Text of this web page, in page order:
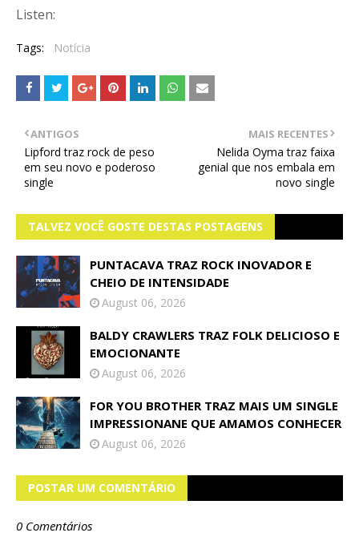
Listen:
Tags: Notícia
MAIS RECENTES
Nelida Oyma traz faixa
genial que nos embala em
novo single
ANTIGOS
Lipford traz rock de peso
em seu novo e poderoso
single
TALVEZ VOCÊ GOSTE DESTAS POSTAGENS
PUNTACAVA TRAZ ROCK INOVADOR E
CHEIO DE INTENSIDADE
August 06, 2026
BALDY CRAWLERS TRAZ FOLK DELICIOSO E
EMOCIONANTE
August 06, 2026
FOR YOU BROTHER TRAZ MAIS UM SINGLE
IMPRESSIONANE QUE AMAMOS CONHECER
August 06, 2026
POSTAR UM COMENTÁRIO
0 Comentários